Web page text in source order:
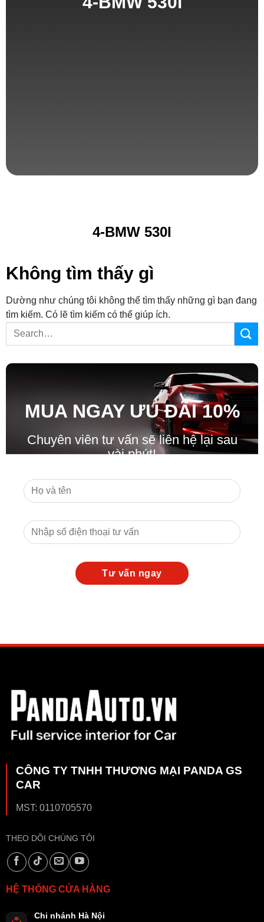
4-BMW 530I
Không tìm thấy gì
Dường như chúng tôi không thể tìm thấy những gì bạn đang
tìm kiếm. Có lẽ tìm kiếm có thể giúp ích.
MUA NGAY ƯU ĐÃI10%
Chuyên viên tư vấn sẽ liên hệ lại sau
vài phút!
CÔNG TY TNHH THƯƠNG MẠI PANDA GS
CAR
MST: 0110705570
THEO DÕI CHÚNG TÔI
HỆ THỐNG CỬA HÀNG
Chi nhánh Hà Nội